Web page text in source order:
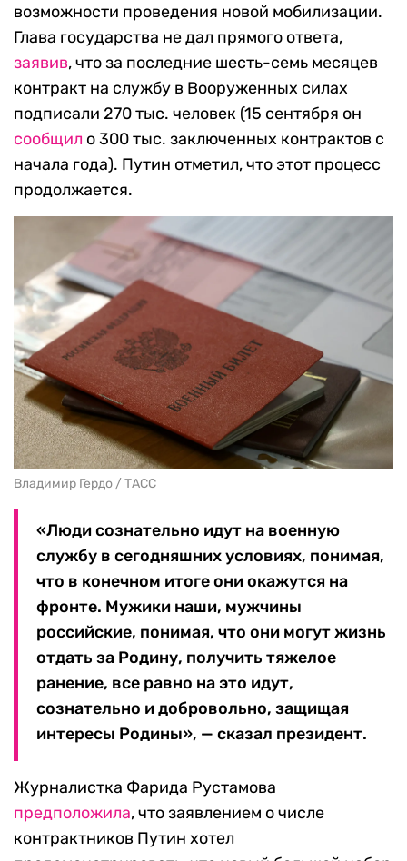
возможности проведения новой мобилизации.
Глава государства не дал прямого ответа,
заявив, что за последние шесть-семь месяцев
контракт на службу в Вооруженных силах
подписали 270 тыс. человек (15 сентября он
сообщил о 300 тыс. заключенных контрактов с
начала года). Путин отметил, что этот процесс
продолжается.
Владимир Гердо / ТАСС
«Люди сознательно идут на военную
службу в сегодняшних условиях, понимая,
что в конечном итоге они окажутся на
фронте. Мужики наши, мужчины
российские, понимая, что они могут жизнь
отдать за Родину, получить тяжелое
ранение, все равно на это идут,
сознательно и добровольно, защищая
интересы Родины», — сказал президент.
Журналистка Фарида Рустамова
предположила, что заявлением о числе
контрактников Путин хотел